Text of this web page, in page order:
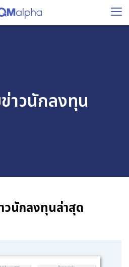
าวนักลงทุน
วนักลงทุนล่าสุด